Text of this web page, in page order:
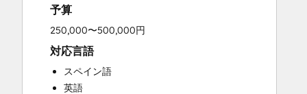
Social Media
Video Production
Website Design
Website Development
予算
250,000〜500,000円
対応言語
スペイン語
英語